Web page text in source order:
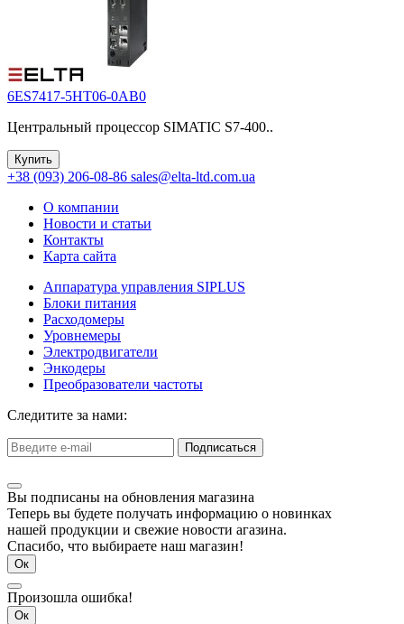
6ES7417-5HT06-0AB0
Центральный процессор SIMATIC S7-400..
Купить
+38 (093) 206-08-86 sales@elta-ltd.com.ua
О компании
Новости и статьи
Контакты
Карта сайта
Аппаратура управления SIPLUS
Блоки питания
Расходомеры
Уровнемеры
Электродвигатели
Энкодеры
Преобразователи частоты
Следитите за нами:
Подписаться
Вы подписаны на обновления магазина
Теперь вы будете получать информацию о новинках
нашей продукции и свежие новости агазина.
Спасибо, что выбираете наш магазин!
Ок
Произошла ошибка!
Ок